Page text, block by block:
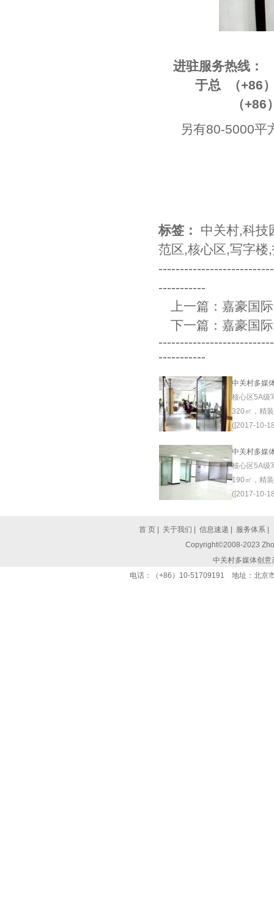
进驻服务热线：
于总 （+86）
（+86）
另有80-5000平
标签： 中关村,科技
范区,核心区,写字楼,
-----------
上一篇：嘉豪国
下一篇：嘉豪国
-----------
中关村多媒
核心区5A级
320㎡，精
([2017-10-
中关村多媒
核心区5A级
190㎡，精
([2017-10-
首 页 关于我们 信息速递 服务体系
Copyright©2008-2023
中关村多媒体创
电话：（+86）10-51709191 地址：北京